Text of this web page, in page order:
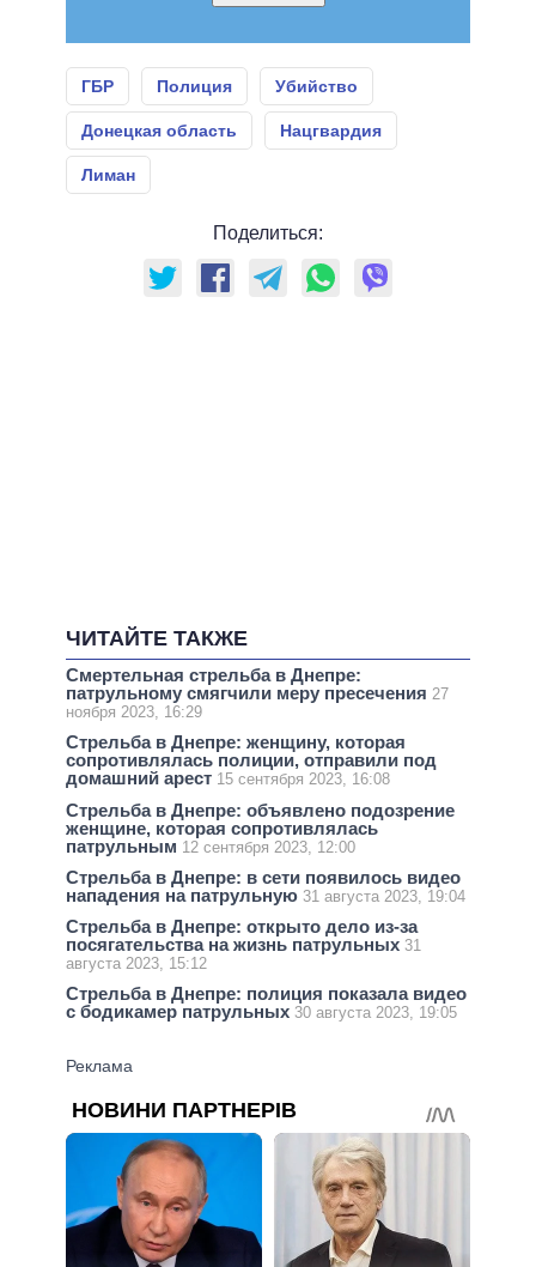
ГБР Полиция Убийство
Донецкая область Нацгвардия
Лиман
Поделиться:
ЧИТАЙТЕ ТАКЖЕ
Смертельная стрельба в Днепре:
патрульному смягчили меру пресечения 27
ноября 2023, 16:29
Стрельба в Днепре: женщину, которая
сопротивлялась полиции, отправили под
домашний арест 15 сентября 2023, 16:08
Стрельба в Днепре: объявлено подозрение
женщине, которая сопротивлялась
патрульным 12 сентября 2023, 12:00
Стрельба в Днепре: в сети появилось видео
нападения на патрульную 31 августа 2023, 19:04
Стрельба в Днепре: открыто дело из-за
посягательства на жизнь патрульных 31
августа 2023, 15:12
Стрельба в Днепре: полиция показала видео
с бодикамер патрульных 30 августа 2023, 19:05